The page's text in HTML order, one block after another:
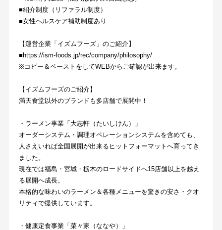
■紹介制度（リファラル制度）
■女性ヘルスケア補助制度あり
【運営企業「イズムフーズ」のご紹介】
■https://ism-foods.jp/rec/company/philosophy/
※コピー＆ペーストをしてWEBからご確認が出来ます。
【イズムフーズのご紹介】
満天食堂以外のブランドも多店舗で展開中！
・ラーメン事業「大志軒（たいしけん）」
オーダーシステム・調理オペレーションシステムを含めても、
人さえいれば全国展開が出来るヒットフォーマットへ育ってき
ました。
現在では福島・宮城・栃木のロードサイドへ15店舗以上を越え
る展開へ成長。
本格的な味わいのラーメン＆各種メニューを驚きの安さ・クオ
リティで提供しています。
・健康定食事業「菜々家（ななや）」